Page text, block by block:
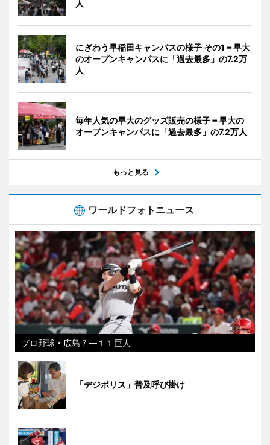
人
にぎわう早稲田キャンパスの様子 その1＝早大
のオープンキャンパスに「過去最多」の7.2万
人
毎年人気の早大のグッズ販売の様子＝早大の
オープンキャンパスに「過去最多」の7.2万人
もっと見る
ワールドフォトニュース
プロ野球・広島７―１１巨人
「デジポリス」普及呼び掛け